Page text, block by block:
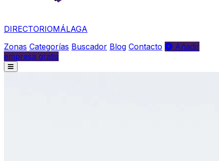
DIRECTORIOMÁLAGA
Zonas Categorías Buscador Blog Contacto
Añadir
empresa gratis